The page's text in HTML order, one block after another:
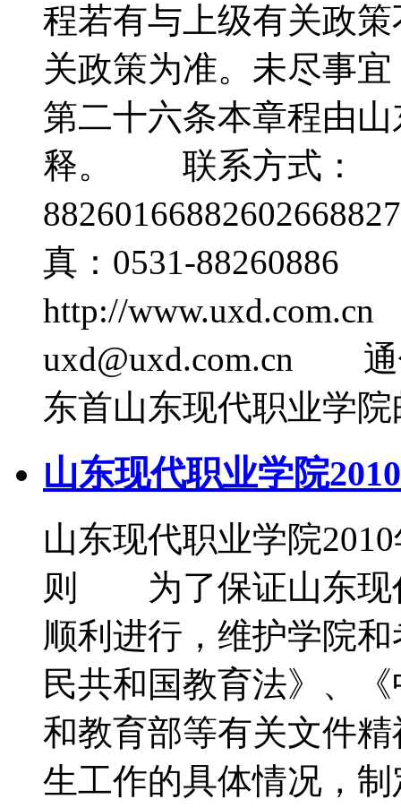
程若有与上级有关政
关政策为准。未尽
第二十六条本章程由
释。 联系方式：
真：0531-88260886
http://
uxd@uxd.com.cn 通
东首山东现代职业学院
山东现代职业学院
山东现代职业学院
则 为了保证山东现
顺利进行，维护学院
民共和国教育法》、
和教育部等有关文件
生工作的具体情况，